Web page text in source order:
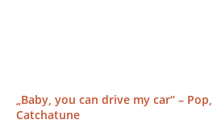
„Baby, you can drive my car“ –
Catchatune